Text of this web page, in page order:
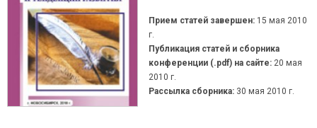
Прием статей завершен: 15 мая 2010
г.
Публикация статей и сборника
конференции (.pdf) на сайте: 20 мая
2010 г.
Рассылка сборника: 30 мая 2010 г.